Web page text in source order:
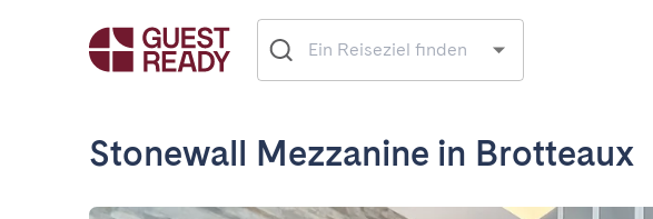
Stonewall Mezzanine in Brotteaux